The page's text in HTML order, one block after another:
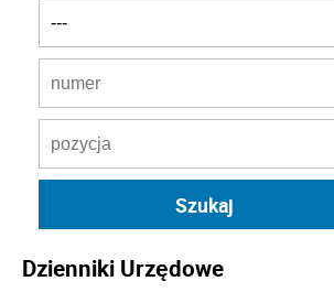
Dzienniki Urzędowe